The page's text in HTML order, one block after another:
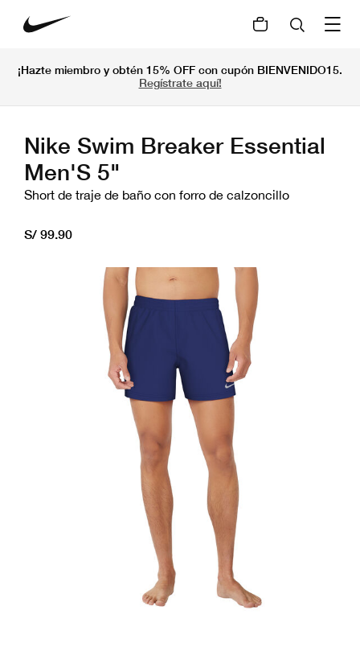
¡Hazte miembro y obtén 15% OFF con cupón BIENVENIDO15.
Regístrate aquí!
Nike Swim Breaker Essential
Men'S 5"
Short de traje de baño con forro de calzoncillo
S/ 99.90